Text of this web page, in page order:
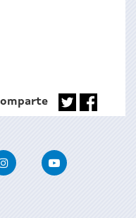
InstagramYoutube